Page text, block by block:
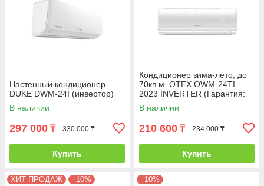
Настенный кондиционер
DUKE DWM-24I (инвертор)
В наличии
297 000 ₸ 330 000 ₸
Купить
Кондиционер зима-лето, до
70кв.м. OTEX OWM-24TI
2023 INVERTER (Гарантия:
24 месяца) с инсталляцией
В наличии
210 600 ₸ 234 000 ₸
Купить
ХИТ ПРОДАЖ –10% –10%